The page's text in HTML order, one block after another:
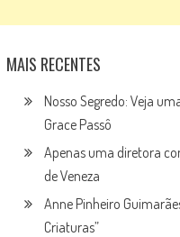
MAIS RECENTES
Nosso Segredo: Veja
Grace Passô
Apenas uma diretora
de Veneza
Anne Pinheiro
Criaturas”